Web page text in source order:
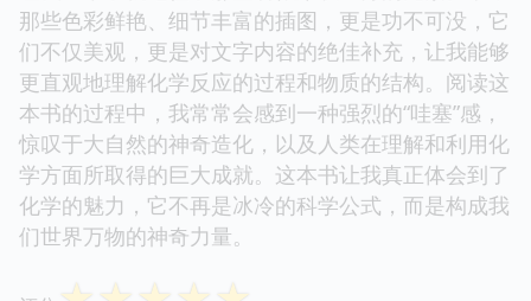
那些色彩鲜艳、细节丰富的插图，更是功不可没，它
们不仅美观，更是对文字内容的绝佳补充，让我能够
更直观地理解化学反应的过程和物质的结构。阅读这
本书的过程中，我常常会感到一种强烈的“哇塞”感，
惊叹于大自然的神奇造化，以及人类在理解和利用化
学方面所取得的巨大成就。这本书让我真正体会到了
化学的魅力，它不再是冰冷的科学公式，而是构成我
们世界万物的神奇力量。